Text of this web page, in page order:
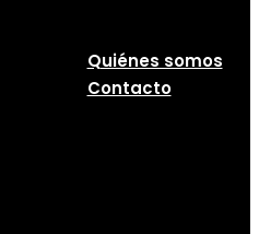
Quiénes somos
Contacto